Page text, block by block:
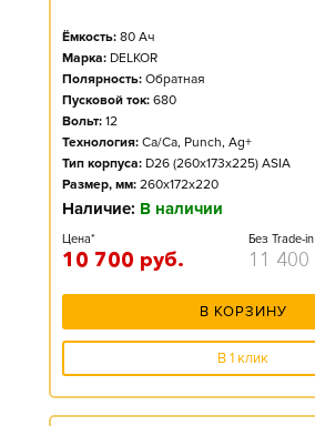
Ёмкость: 80 Ач
Марка: DELKOR
Полярность: Обратная
Пусковой ток: 680
Вольт: 12
Технология: Ca/Ca, Punch, Ag+
Тип корпуса: D26 (260x173x225) ASIA
Размер, мм: 260x172x220
Наличие: В наличии
Цена*
10 700 руб.
Без Trade-in
11 400
В КОРЗИНУ
В 1 клик